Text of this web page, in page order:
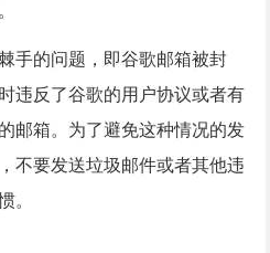
手的问题，即谷歌邮箱被封
违反了谷歌的用户协议或者有
邮箱。为了避免这种情况的发
不要发送垃圾邮件或者其他违
。